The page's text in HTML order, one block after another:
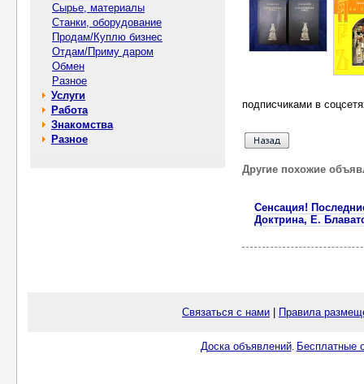
Сырье, материалы
Станки, оборудование
Продам/Куплю бизнес
Отдам/Приму даром
Обмен
Разное
Услуги
Работа
Знакомства
Разное
подписчиками в
Другие похожие
Сенсация!
Доктрина, Е.
Связаться с нами Правила
Доска объявлений. Бесплатные